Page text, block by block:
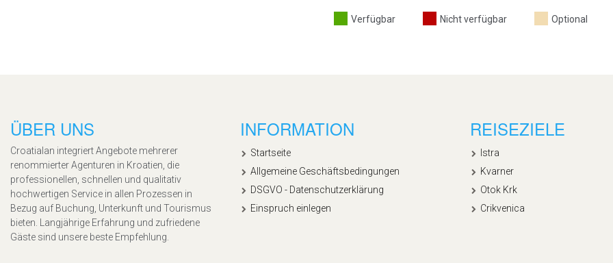
Verfügbar Nicht verfügbar Optional
ÜBER UNS
Croatialan integriert Angebote mehrerer
renommierter Agenturen in Kroatien, die
professionellen, schnellen und qualitativ
hochwertigen Service in allen Prozessen in
Bezug auf Buchung, Unterkunft und Tourismus
bieten. Langjährige Erfahrung und zufriedene
Gäste sind unsere beste Empfehlung.
INFORMATION
Startseite
Allgemeine Geschäftsbedingungen
DSGVO - Datenschutzerklärung
Einspruch einlegen
REISEZIELE
Istra
Kvarner
Otok Krk
Crikvenica